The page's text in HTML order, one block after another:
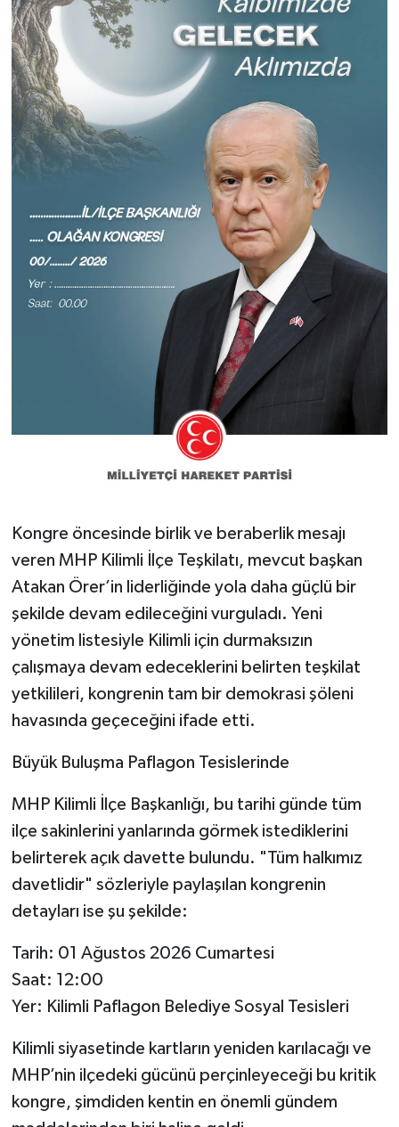
​Kongre öncesinde birlik ve beraberlik mesajı
veren MHP Kilimli İlçe Teşkilatı, mevcut başkan
Atakan Örer’in liderliğinde yola daha güçlü bir
şekilde devam edileceğini vurguladı. Yeni
yönetim listesiyle Kilimli için durmaksızın
çalışmaya devam edeceklerini belirten teşkilat
yetkilileri, kongrenin tam bir demokrasi şöleni
havasında geçeceğini ifade etti.
​Büyük Buluşma Paflagon Tesislerinde
​MHP Kilimli İlçe Başkanlığı, bu tarihi günde tüm
ilçe sakinlerini yanlarında görmek istediklerini
belirterek açık davette bulundu. "Tüm halkımız
davetlidir" sözleriyle paylaşılan kongrenin
detayları ise şu şekilde:
​Tarih: 01 Ağustos 2026 Cumartesi
​Saat: 12:00
​Yer: Kilimli Paflagon Belediye Sosyal Tesisleri
​Kilimli siyasetinde kartların yeniden karılacağı ve
MHP’nin ilçedeki gücünü perçinleyeceği bu kritik
kongre, şimdiden kentin en önemli gündem